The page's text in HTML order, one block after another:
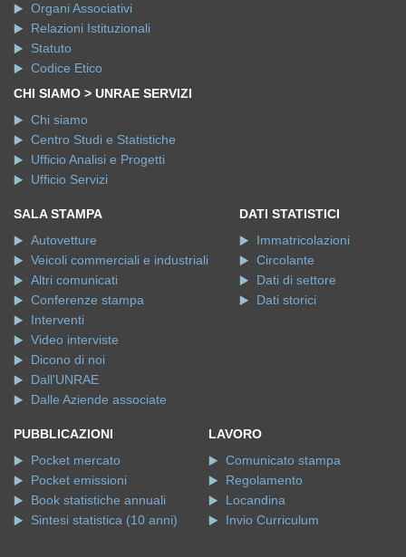
Organi Associativi
Relazioni Istituzionali
Statuto
Codice Etico
CHI SIAMO > UNRAE SERVIZI
Chi siamo
Centro Studi e Statistiche
Ufficio Analisi e Progetti
Ufficio Servizi
SALA STAMPA
Autovetture
Veicoli commerciali e industriali
Altri comunicati
Conferenze stampa
Interventi
Video interviste
Dicono di noi
Dall'UNRAE
Dalle Aziende associate
DATI STATISTICI
Immatricolazioni
Circolante
Dati di settore
Dati storici
PUBBLICAZIONI
Pocket mercato
Pocket emissioni
Book statistiche annuali
Sintesi statistica (10 anni)
LAVORO
Comunicato stampa
Regolamento
Locandina
Invio Curriculum